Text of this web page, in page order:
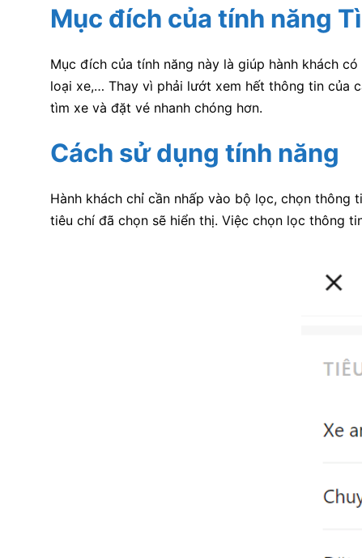
Mục đích của tính năng
Mục đích của tính năng này là giúp hành khách
loại xe,… Thay vì phải lướt xem hết thông tin của
tìm xe và đặt vé nhanh chóng hơn.
Cách sử dụng tính năng
Hành khách chỉ cần nhấp vào bộ lọc, chọn
tiêu chí đã chọn sẽ hiển thị. Việc chọn lọc thông